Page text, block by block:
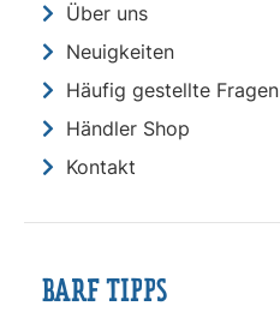
Über uns
Neuigkeiten
Häufig gestellte Fragen
Händler Shop
Kontakt
BARF TIPPS